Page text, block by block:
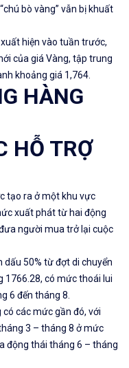
bò vàng” vẫn bị khuất
hiện vào tuần trước,
của giá Vàng, tập trung
khoảng giá 1,764.
HÀNG
HỖ TRỢ
tạo ra ở một khu vực
xuất phát từ hai động
người mua trở lại cuộc
dấu 50% từ đợt di chuyển
1766.28, có mức thoái lui
6 đến tháng 8.
các mức gần đó, với
3 – tháng 8 ở mức
động thái tháng 6 – tháng